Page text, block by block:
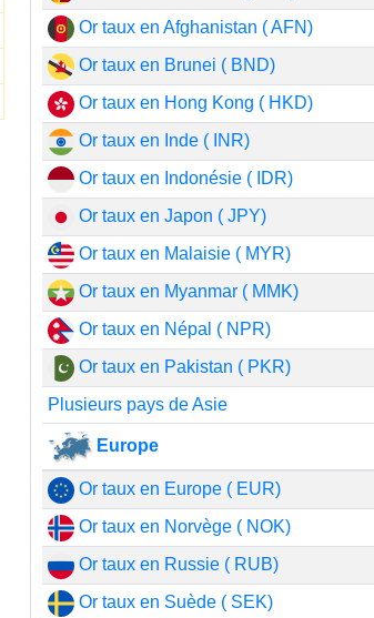
Or taux en Afghanistan ( AFN)
Or taux en Brunei ( BND)
Or taux en Hong Kong ( HKD)
Or taux en Inde ( INR)
Or taux en Indonésie ( IDR)
Or taux en Japon ( JPY)
Or taux en Malaisie ( MYR)
Or taux en Myanmar ( MMK)
Or taux en Népal ( NPR)
Or taux en Pakistan ( PKR)
Plusieurs pays de Asie
Europe
Or taux en Europe ( EUR)
Or taux en Norvège ( NOK)
Or taux en Russie ( RUB)
Or taux en Suède ( SEK)